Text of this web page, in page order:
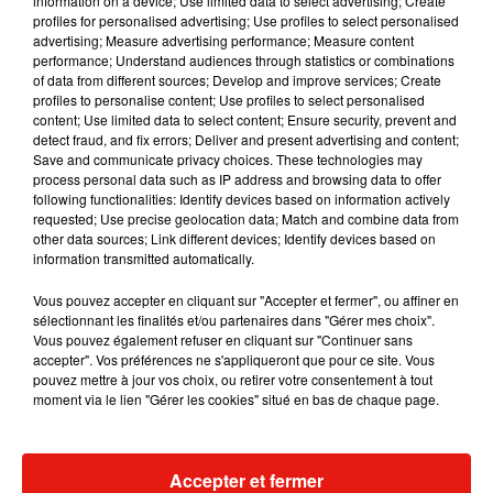
Juancho'.C'était l'une des rares chansons que j'ai
enregistrées avant le Covid.Et c'est une chanson
très sincère, avec de bonnes paroles et un bon
contenu",a déclaré Maluma, précisant que c'était
son morceau préféré de l'album.
profiles for personalised advertising; Use profiles to select personalised
advertising; Measure advertising performance; Measure content
performance; Understand audiences through statistics or combinations
of data from different sources; Develop and improve services; Create
profiles to personalise content; Use profiles to select personalised
content; Use limited data to select content; Ensure security, prevent and
detect fraud, and fix errors; Deliver and present advertising and content;
Save and communicate privacy choices. These technologies may
process personal data such as IP address and browsing data to offer
following functionalities: Identify devices based on information actively
requested; Use precise geolocation data; Match and combine data from
other data sources; Link different devices; Identify devices based on
information transmitted automatically.
Vous pouvez accepter en cliquant sur "Accepter et fermer", ou affiner en
sélectionnant les finalités et/ou partenaires dans "Gérer mes choix".
Vous pouvez également refuser en cliquant sur "Continuer sans
accepter". Vos préférences ne s'appliqueront que pour ce site. Vous
pouvez mettre à jour vos choix, ou retirer votre consentement à tout
moment via le lien "Gérer les cookies" situé en bas de chaque page.
Accepter et fermer